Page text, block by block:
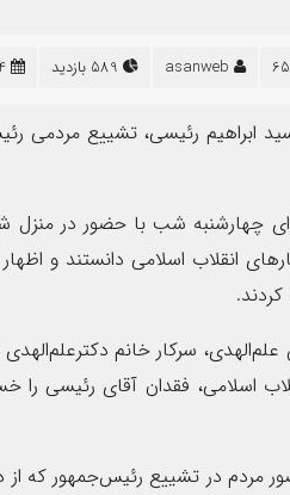
asanweb
سید ابراهیم رئیسی، تشییع مردمی
چهارشنبه شب با حضور در منزل
انقلاب اسلامی دانستند و اظهار
سرکار خانم
اسلامی، فقدان آقای رئیسی را
مردم در تشییع رئیس‌جمهور که از
۱۴
پیام محمد جامعی مدیر
خبرنگار